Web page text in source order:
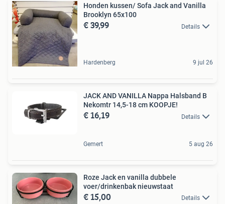
Honden kussen/ Sofa Jack and Vanilla
Brooklyn 65x100
€ 39,99 Details
Hardenberg 9 jul 26
JACK AND VANILLA Nappa Halsband B
Nekomtr 14,5-18 cm KOOPJE!
€ 16,19 Details
Gemert 5 aug 26
Roze Jack en vanilla dubbele
voer/drinkenbak nieuwstaat
€ 15,00 Details